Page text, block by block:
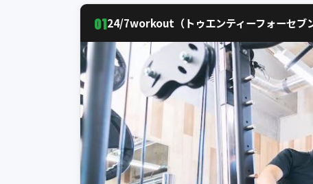
0124/7workout（トゥエンティーフォーセブ